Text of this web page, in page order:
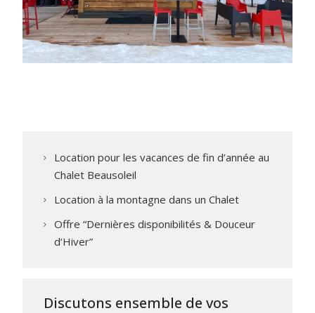
Location pour les vacances de fin d’année au
Chalet Beausoleil
Location à la montagne dans un Chalet
Offre “Dernières disponibilités & Douceur
d’Hiver”
Discutons ensemble de vos